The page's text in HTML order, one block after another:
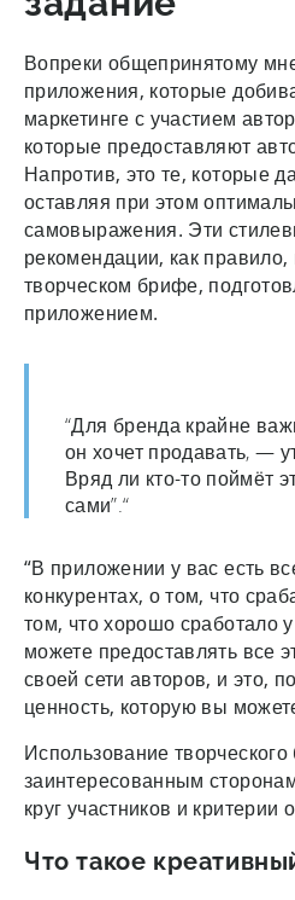
Вопреки общепринятому
приложения, которые
маркетинге с участием
которые предоставляют
Напротив, это те, которые
оставляя при этом
самовыражения. Эти
рекомендации, как правило,
творческом брифе,
приложением.
“Для бренда крайне
он хочет продавать, —
Вряд ли кто-то поймёт
сами”.“
“В приложении у вас есть
конкурентах, о том, что
том, что хорошо сработало
можете предоставлять все
своей сети авторов, и это,
ценность, которую вы
Использование
заинтересованным
круг участников и критерии
Что такое